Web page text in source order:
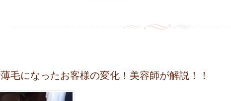
薄毛になったお客様の変化！美容師が解説！！